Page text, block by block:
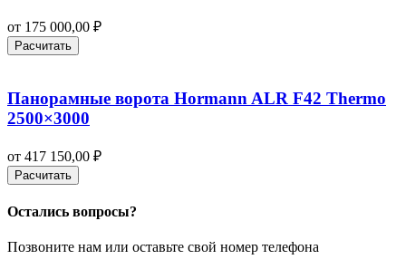
от 175 000,00 ₽
Расчитать
Панорамные ворота Hormann ALR F42 Thermo
2500×3000
от 417 150,00 ₽
Расчитать
Остались вопросы?
Позвоните нам или оставьте свой номер телефона